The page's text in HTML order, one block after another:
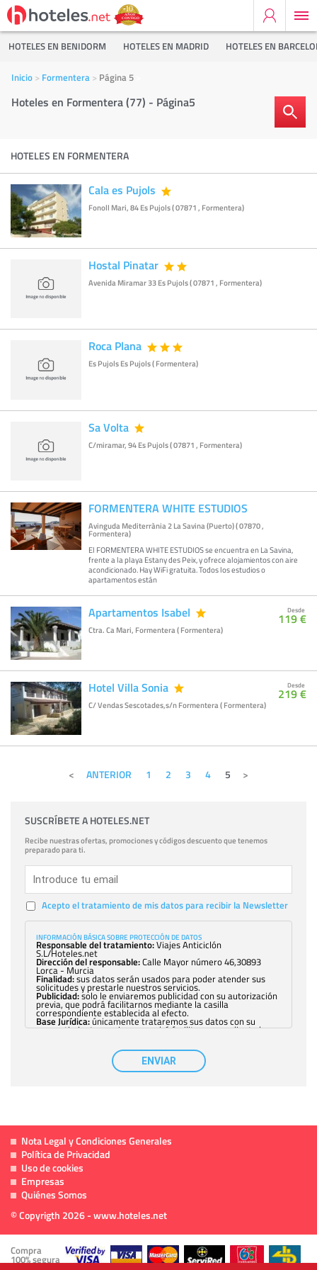
HOTELES EN BENIDORM HOTELES EN MADRID HOTELES EN
Inicio Formentera Página 5
Hoteles en Formentera (77) - Página5
HOTELES EN FORMENTERA
Cala es Pujols
Fonoll Mari, 84 Es Pujols ( 07871 , Formentera)
Hostal Pinatar
Avenida Miramar 33 Es Pujols ( 07871 , Formentera)
Roca Plana
Es Pujols Es Pujols ( Formentera)
Sa Volta
C/miramar, 94 Es Pujols ( 07871 , Formentera)
FORMENTERA WHITE ESTUDIOS
Avinguda Mediterrània 2 La Savina (Puerto) ( 07870 ,
Formentera)
El FORMENTERA WHITE ESTUDIOS se encuentra en La Savina,
frente a la playa Estany des Peix, y ofrece alojamientos con aire
acondicionado. Hay WiFi gratuita. Todos los estudios o
apartamentos están
Apartamentos Isabel
Ctra. Ca Mari, Formentera ( Formentera)
Desde
119 €
Hotel Villa Sonia
C/ Vendas Sescotades,s/n Formentera ( Formentera)
Desde
219 €
ANTERIOR 1 2 3 4 5
SUSCRÍBETE A HOTELES.NET
Recibe nuestras ofertas, promociones y códigos descuento que tenemos
preparado para ti.
Acepto el tratamiento de mis datos para recibir la Newsletter
INFORMACIÓN BÁSICA SOBRE PROTECCIÓN DE DATOS
Responsable del tratamiento:Viajes Anticiclón
S.L/Hoteles.net
Dirección del responsable:Calle Mayor número 46,30893
Lorca - Murcia
Finalidad:sus datos serán usados para poder atender sus
solicitudes y prestarle nuestros servicios.
Publicidad:solo le enviaremos publicidad con su autorización
previa, que podrá facilitarnos mediante la casilla
correspondiente establecida al efecto.
Base Jurídica:únicamente trataremos sus datos con su
consentimiento previo, que podrá facilitarnos mediante la
con carácter general, sólo el personal de
nuestra entidad que esté debidamente autorizado podrá
tener conocimiento de la información que le pedimos. No se
comunicarán datos a terceros.
política de privacidad
ENVIAR
Nota Legal y Condiciones Generales
Política de Privacidad
Uso de cookies
Empresas
Quiénes Somos
© Copyrigth 2026 - www.hoteles.net
Compra
100% segura